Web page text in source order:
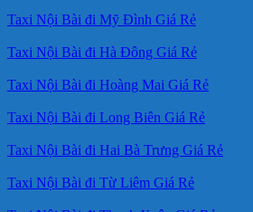
Taxi Nội Bài đi Mỹ Đình Giá Rẻ
Taxi Nội Bài đi Hà Đông Giá Rẻ
Taxi Nội Bài đi Hoàng Mai Giá Rẻ
Taxi Nội Bài đi Long Biên Giá Rẻ
Taxi Nội Bài đi Hai Bà Trưng Giá Rẻ
Taxi Nội Bài đi Từ Liêm Giá Rẻ